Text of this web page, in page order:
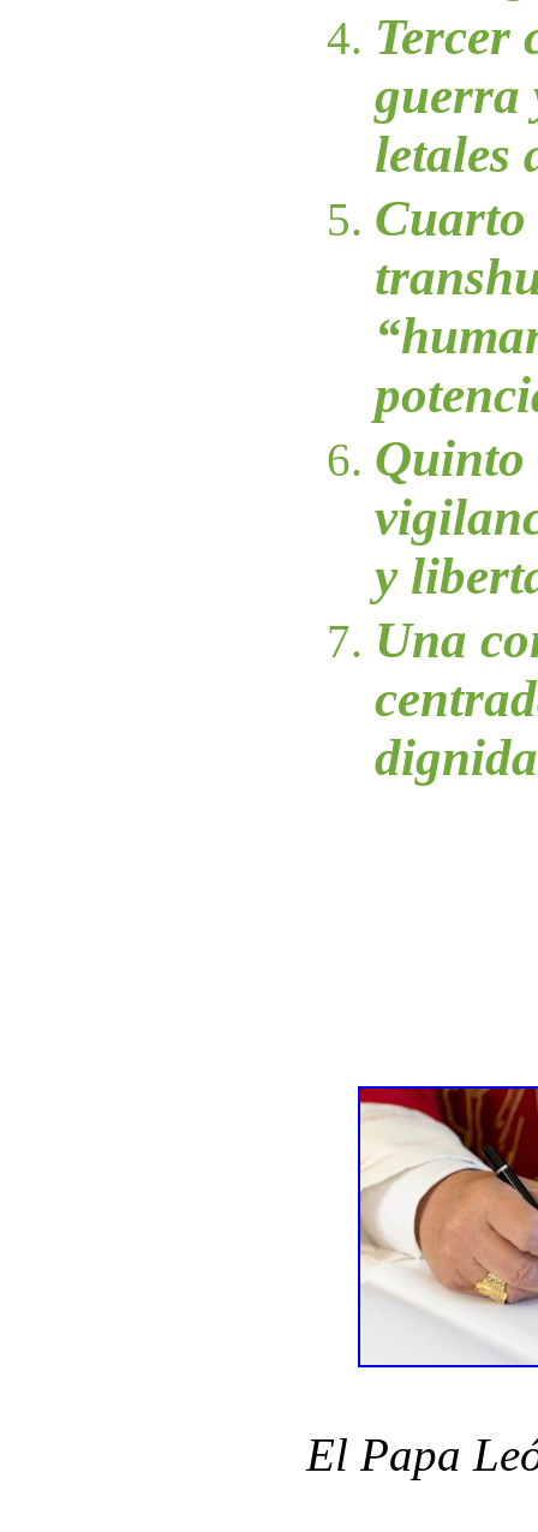
Tercer
guerra
letales
y
Una
El Papa